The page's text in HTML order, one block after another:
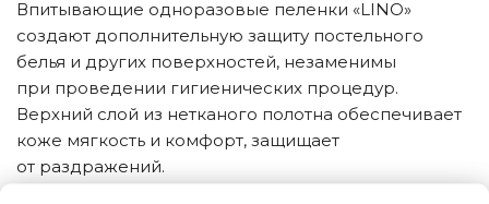
Впитывающие одноразовые пеленки «LINO»
создают дополнительную защиту постельного
белья и других поверхностей, незаменимы
при проведении гигиенических процедур.
Верхний слой из нетканого полотна обеспечивает
коже мягкость и комфорт, защищает
от раздражений.